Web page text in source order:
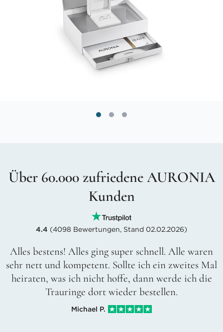
Über 60.000 zufriedene AURONIA
Kunden
4.4 (4098 Bewertungen, Stand 02.02.2026)
Alles bestens! Alles ging super schnell. Alle waren
sehr nett und kompetent. Sollte ich ein zweites Mal
heiraten, was ich nicht hoffe, dann werde ich die
Trauringe dort wieder bestellen.
Michael P.